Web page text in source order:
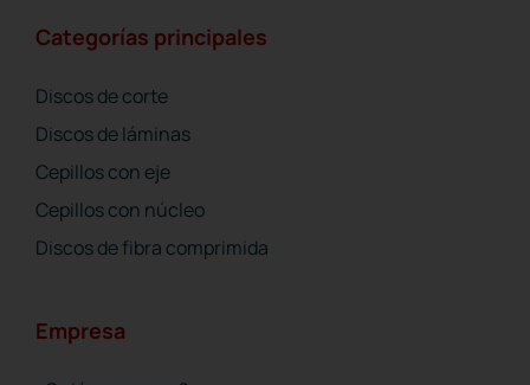
Categorías principales
Discos de corte
Discos de láminas
Cepillos con eje
Cepillos con núcleo
Discos de fibra comprimida
Empresa